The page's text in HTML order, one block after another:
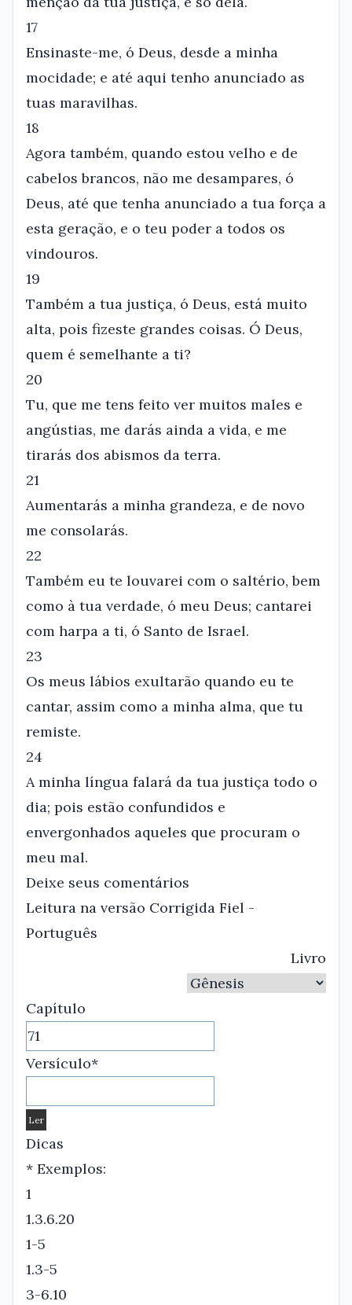
17
Ensinaste-me, ó Deus, desde a minha
mocidade; e até aqui tenho anunciado as
tuas maravilhas.
18
Agora também, quando estou velho e de
cabelos brancos, não me desampares, ó
Deus, até que tenha anunciado a tua força a
esta geração, e o teu poder a todos os
vindouros.
19
Também a tua justiça, ó Deus, está muito
alta, pois fizeste grandes coisas. Ó Deus,
quem é semelhante a ti?
20
Tu, que me tens feito ver muitos males e
angústias, me darás ainda a vida, e me
tirarás dos abismos da terra.
21
Aumentarás a minha grandeza, e de novo
me consolarás.
22
Também eu te louvarei com o saltério, bem
como à tua verdade, ó meu Deus; cantarei
com harpa a ti, ó Santo de Israel.
23
Os meus lábios exultarão quando eu te
cantar, assim como a minha alma, que tu
remiste.
24
A minha língua falará da tua justiça todo o
dia; pois estão confundidos e
envergonhados aqueles que procuram o
meu mal.
Deixe seus comentários
Leitura na versão Corrigida Fiel -
Português
Livro
Capítulo
Versículo*
Dicas
* Exemplos:
1
1.3.6.20
1-5
1.3-5
3-6.10